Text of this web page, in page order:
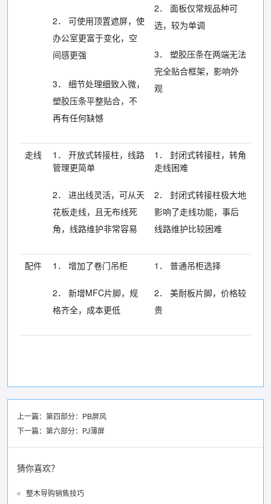
2． 可使用顶置遮屏，使
办公室更富于变化，空
间感更强
3． 细节处理细致入微，
塑胶压条平整贴合，不
再有任何缺憾
2． 面板仅常规品种可
选，较为单调
3． 塑胶压条在两端无法
完全贴合框架，影响外
观
走线
1． 开放式转接柱，线路
管理更简单
2． 进出线灵活，可从天
花板走线，且无布线死
角，线路维护非常容易
1． 封闭式转接柱，转角
走线困难
2． 封闭式转接柱极大地
影响了走线功能，事后
线路维护比较困难
配件 1． 增加了卷门吊柜
2． 新增MFC片脚，规
格齐全，成本更低
1． 普通吊柜选择
2． 美耐板片脚，价格较
贵
上一篇： 第四部分：PB屏风
下一篇： 第六部分：PJ薄屏
猜你喜欢？
整木导购销售技巧